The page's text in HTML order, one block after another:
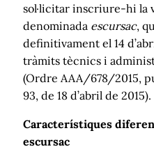
sol·licitar inscriure-hi la
denominada escursac,
definitivament el 14
tràmits tècnics i
(Ordre AAA/678/2015,
93, de 18 d’abril de 2015).
Característiques
escursac